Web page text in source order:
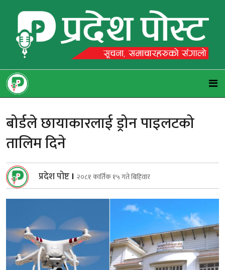
बोर्डले छायाकारलाई ड्रोन पाइलटको
तालिम दिने
प्रदेश पोष्ट । २०८१ कार्तिक १५ गते बिहिवार